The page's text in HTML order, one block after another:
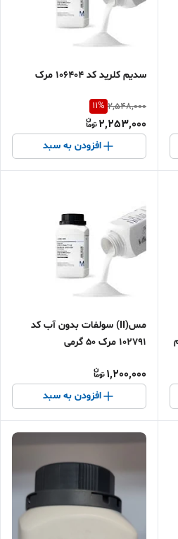
سدیم کلرید کد 106404 مرک
2,548,000
11%
2,253,000
افزودن به سبد
مس(II) سولفات بدون آب کد
102791 مرک 50 گرمی
1,200,000
افزودن به سبد